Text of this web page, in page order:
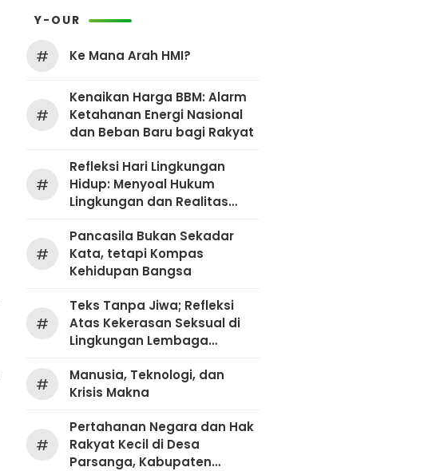
Y-OUR
# Ke Mana Arah HMI?
#
Kenaikan Harga BBM: Alarm
Ketahanan Energi Nasional
dan Beban Baru bagi Rakyat
#
Refleksi Hari Lingkungan
Hidup: Menyoal Hukum
Lingkungan dan Realitas
#
Pancasila Bukan Sekadar
Kata, tetapi Kompas
Kehidupan Bangsa
#
Teks Tanpa Jiwa; Refleksi
Atas Kekerasan Seksual di
Lingkungan Lembaga
#
Manusia, Teknologi, dan
Krisis Makna
#
Pertahanan Negara dan Hak
Rakyat Kecil di Desa
Parsanga, Kabupaten